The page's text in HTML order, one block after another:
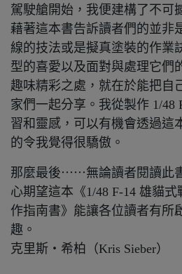
駕駛艙開始，我便建構了不可
藉著這本書告訴讀者們的並非
線的技法或是擬真塗裝的作業
型的喜愛以及面對與處理它們
趣味精彩之處，就在於能把自
家們一起分享。我從製作 1/48
習和靈感，可以有機會透過這
的令我覺得很驕傲。
那麼最後⋯⋯無論讀者閱讀此
心期望這本《1/48 F-14 雄貓
作指南書》能讓各位讀者有所
趣。
克里斯‧希柏（Kris Sieber）